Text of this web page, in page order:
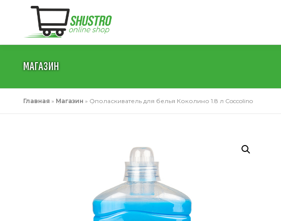
Перейти
содержимому
МАГАЗИН
Главная » Магазин » Ополаскиватель для белья Коколино 1.8 л Coccolino